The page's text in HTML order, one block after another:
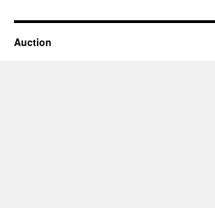
Auction